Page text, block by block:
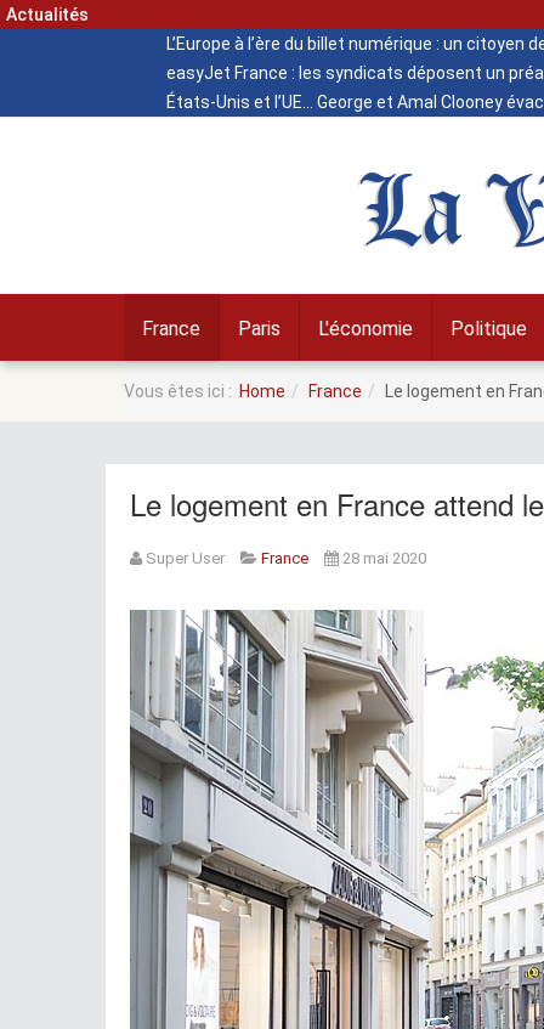
Actualités
L’Europe à l’ère du billet numérique : un
easyJet France : les syndicats déposent un
États-Unis et l’UE
George et Amal Clooney
La
France Paris L'économie Politique
Vous êtes ici : Home France Le logement en
Le logement en France attend
Super User France 28 mai 2020